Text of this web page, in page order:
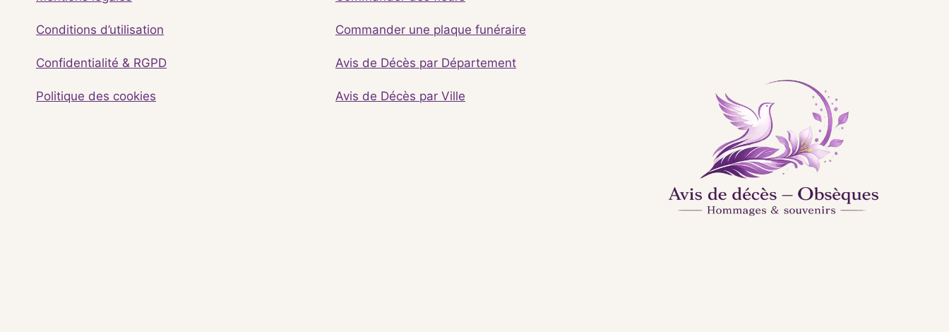
Conditions d’utilisation
Confidentialité & RGPD
Politique des cookies
Commander une plaque funéraire
Avis de Décès par Département
Avis de Décès par Ville